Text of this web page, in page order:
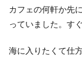
カフェの何軒か先
っていました。す
海に入りたくて仕